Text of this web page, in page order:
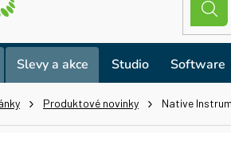
Slevy a akce Studio Software
Produktové novinky Native